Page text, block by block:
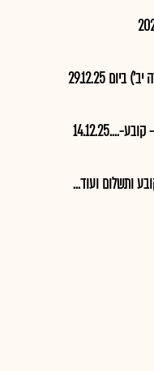
29.12.25
ותשלום ועוד...